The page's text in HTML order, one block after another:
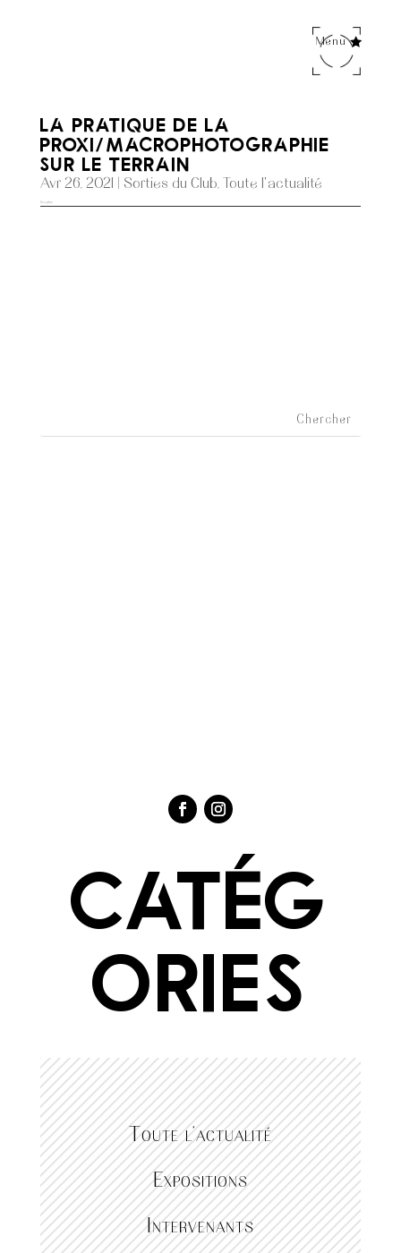
Menu
La pratique de la
proxi/macrophotographie
sur le terrain
Avr 26, 2021 | Sorties du Club,Toute l'actualité
lire plus
Catég
ories
Toute l’actualité
Expositions
Intervenants